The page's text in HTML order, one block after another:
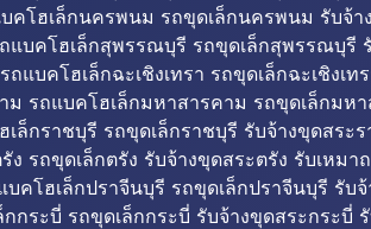
โฮเล็กนครพนม รถขุดเล็กนครพนม รับจ้
บคโฮเล็กสุพรรณบุรี รถขุดเล็กสุพรรณบุรี
แบคโฮเล็กฉะเชิงเทรา รถขุดเล็กฉะเชิงเ
รถแบคโฮเล็กมหาสารคาม รถขุดเล็กม
ล็กราชบุรี รถขุดเล็กราชบุรี รับจ้างขุดสระ
รถขุดเล็กตรัง รับจ้างขุดสระตรัง รับเหมา
คโฮเล็กปราจีนบุรี รถขุดเล็กปราจีนบุรี รับ
กระบี่ รถขุดเล็กกระบี่ รับจ้างขุดสระกระบี่